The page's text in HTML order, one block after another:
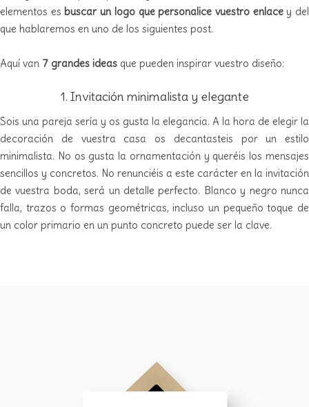
elementos es buscar un logo que personalice vuestro enlacey del
que hablaremos en uno de los siguientes post.
Aquí van 7 grandes ideas que pueden inspirar vuestro diseño:
1. Invitación minimalista y elegante
Sois una pareja sería y os gusta la elegancia. A la hora de elegir la
decoración de vuestra casa os decantasteis por un estilo
minimalista. No os gusta la ornamentación y queréis los mensajes
sencillos y concretos. No renunciéis a este carácter en la invitación
de vuestra boda, será un detalle perfecto. Blanco y negro nunca
falla, trazos o formas geométricas, incluso un pequeño toque de
un color primario en un punto concreto puede ser la clave.